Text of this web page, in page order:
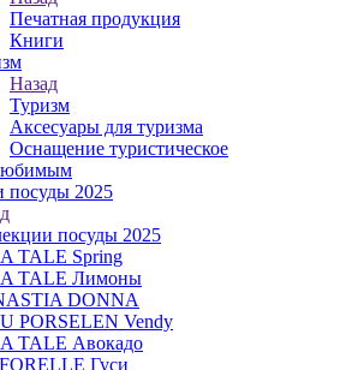
Печатная продукция
Книги
Назад
Туризм
Аксесуары для туризма
Оснащение туристическое
посуды 2025
посуды 2025
TALE Spring
TALE Лимоны
DONNA
PORSELEN Vendy
TALE Авокадо
Гуси